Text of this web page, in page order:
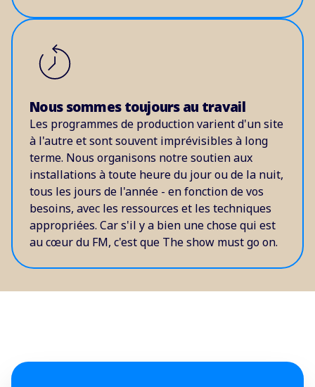
Nous sommes toujours au travail
Les programmes de production varient d'un site
à l'autre et sont souvent imprévisibles à long
terme. Nous organisons notre soutien aux
installations à toute heure du jour ou de la nuit,
tous les jours de l'année - en fonction de vos
besoins, avec les ressources et les techniques
appropriées. Car s'il y a bien une chose qui est
au cœur du FM, c'est que The show must go on.